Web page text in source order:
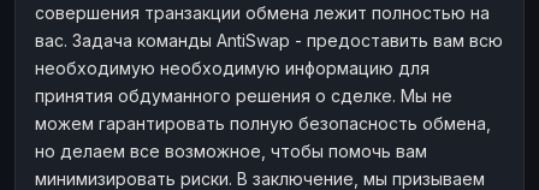
совершения транзакции обмена лежит полностью на
вас. Задача команды AntiSwap - предоставить вам всю
необходимую необходимую информацию для
принятия обдуманного решения о сделке. Мы не
можем гарантировать полную безопасность обмена,
но делаем все возможное, чтобы помочь вам
минимизировать риски. В заключение, мы призываем